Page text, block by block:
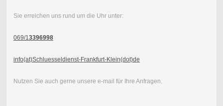
Sie erreichen uns rund um die Uhr unter:
069/1 3396998
info(at)Schluesseldienst-Frankfurt-Klein(dot)de
Nutzen Sie auch gerne unsere e-mail für Ihre Anfragen.